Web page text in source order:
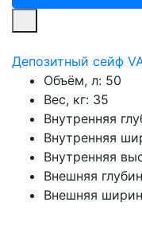
Депозитный сейф
Объём, л: 50
Вес, кг: 35
Внутренняя
Внутренняя
Внутренняя
Внешняя
Внешняя